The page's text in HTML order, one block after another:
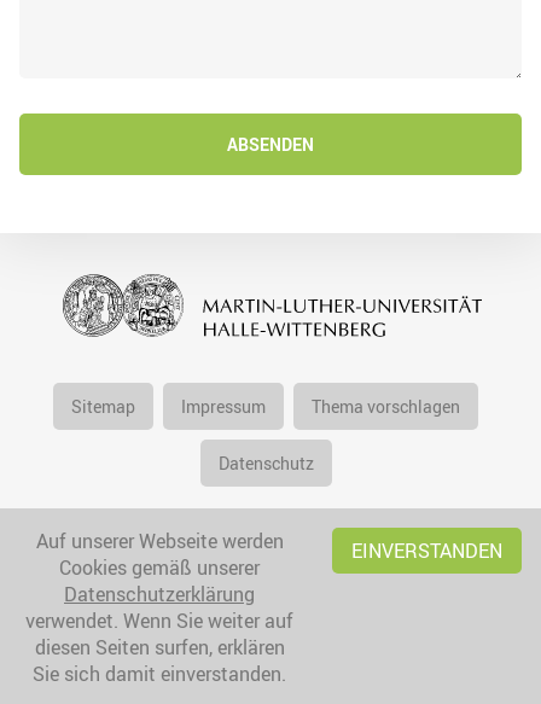
ABSENDEN
Sitemap Impressum Thema vorschlagen
Datenschutz
Auf unserer Webseite werden
Cookies gemäß unserer
Datenschutzerklärung
verwendet. Wenn Sie weiter auf
diesen Seiten surfen, erklären
Sie sich damit einverstanden.
EINVERSTANDEN